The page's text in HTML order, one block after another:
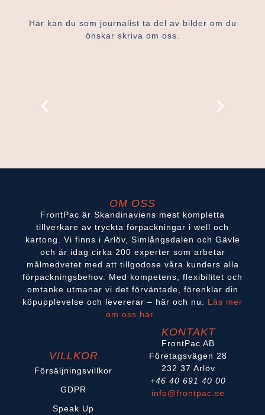
Här kan du som journalist ta del av bilder om du
önskar skriva om oss.
OM OSS
FrontPac är Skandinaviens mest kompletta
tillverkare av tryckta förpackningar i well och
kartong. Vi finns i Arlöv, Simlångsdalen och Gävle
och är idag cirka 200 experter som arbetar
målmedvetet med att tillgodose våra kunders alla
förpackningsbehov. Med kompetens, flexibilitet och
omtanke utmanar vi det förväntade, förenklar din
köpupplevelse och levererar – här och nu. Läs mer
om oss här.
VILLKOR
Försäljningsvillkor
GDPR
Speak Up
KONTAKT
FrontPac AB
Företagsvägen 28
232 37 Arlöv
+46 40 691 40 00
info@frontpac.se